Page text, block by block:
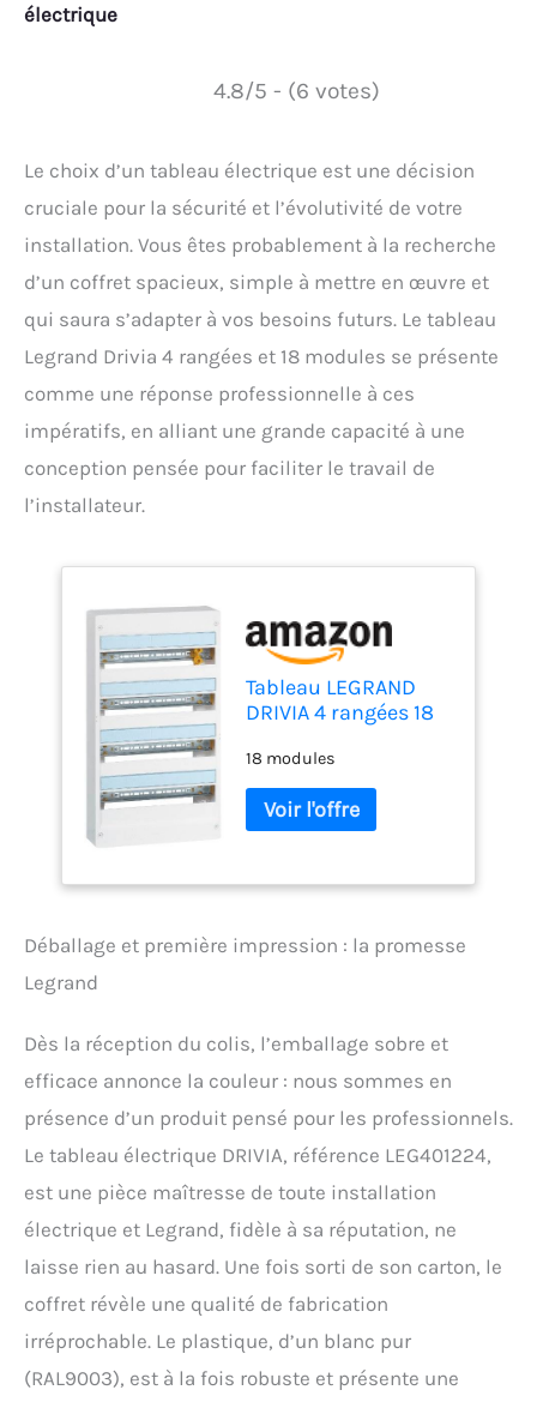
électrique
4.8/5 - (6 votes)
Le choix d’un tableau électrique est une décision
cruciale pour la sécurité et l’évolutivité de votre
installation. Vous êtes probablement à la recherche
d’un coffret spacieux, simple à mettre en œuvre et
qui saura s’adapter à vos besoins futurs. Le tableau
Legrand Drivia 4 rangées et 18 modules se présente
comme une réponse professionnelle à ces
impératifs, en alliant une grande capacité à une
conception pensée pour faciliter le travail de
l’installateur.
Tableau LEGRAND
DRIVIA 4 rangées 18
Blanc RAL9003
18 modules
Déballage et première impression : la promesse
Legrand
Dès la réception du colis, l’emballage sobre et
efficace annonce la couleur : nous sommes en
présence d’un produit pensé pour les professionnels.
Le tableau électrique DRIVIA, référence LEG401224,
est une pièce maîtresse de toute installation
électrique et Legrand, fidèle à sa réputation, ne
laisse rien au hasard. Une fois sorti de son carton, le
coffret révèle une qualité de fabrication
irréprochable. Le plastique, d’un blanc pur
(RAL9003), est à la fois robuste et présente une